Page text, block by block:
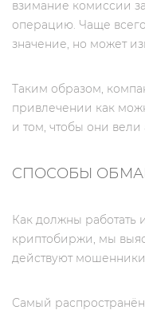
взимание комиссии
операцию. Чаще
значение, но может
Таким образом,
привлечении как
и том, чтобы они вели
СПОСОБЫ
Как должны работать
криптобиржи, мы
действуют
Самый